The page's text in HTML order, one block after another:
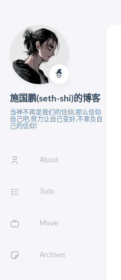
🧙‍
施国鹏(seth-shi)的博客
当神不再是我们的信仰,那么信仰
自己吧,努力让自己变好,不辜负自
己的信仰!
About
Todo
Movie
Archives